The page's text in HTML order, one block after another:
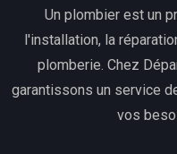
Un plombier est un
l'installation, la
plomberie. Chez
garantissons un service
vos